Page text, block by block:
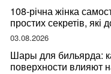
108-річна жінка
простих секретів, які
03.08.2026
Шары для бильярда:
поверхности влияют